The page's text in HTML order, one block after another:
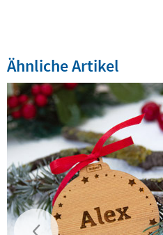
Ähnliche Artikel